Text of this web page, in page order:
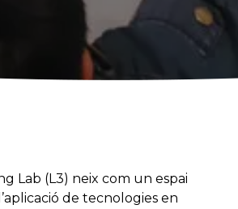
Lab (L3) neix com un espai
de tecnologies en